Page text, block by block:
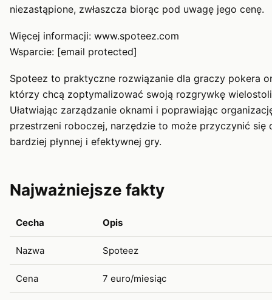
niezastąpione, zwłaszcza biorąc pod uwagę jego cenę.
Więcej informacji: www.spoteez.com
Wsparcie: [email protected]
Spoteez to praktyczne rozwiązanie dla graczy pokera
którzy chcą zoptymalizować swoją rozgrywkę
Ułatwiając zarządzanie oknami i poprawiając
przestrzeni roboczej, narzędzie to może przyczynić się
bardziej płynnej i efektywnej gry.
Najważniejsze fakty
Cecha Opis
Nazwa Spoteez
Cena 7 euro/miesiąc